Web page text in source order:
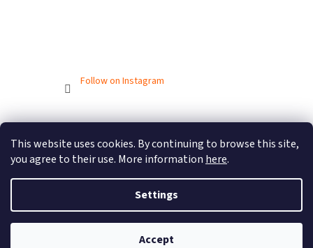
This website uses cookies. By continuing to browse this site,
you agree to their use. More information here.
Settings
Accept
Follow on Instagram